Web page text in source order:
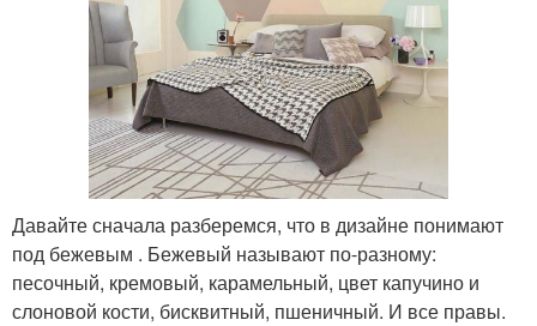
Давайте сначала разберемся, что в дизайне понимают
под бежевым . Бежевый называют по-разному:
песочный, кремовый, карамельный, цвет капучино и
слоновой кости, бисквитный, пшеничный. И все правы.